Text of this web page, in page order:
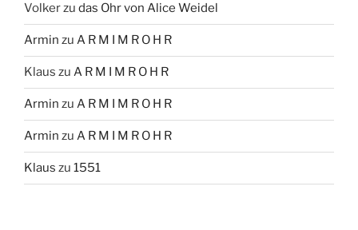
Volkerzu das Ohr von Alice Weidel
Armin zu A R M I M R O H R
Klaus zu A R M I M R O H R
Armin zu A R M I M R O H R
Armin zu A R M I M R O H R
Klaus zu 1551